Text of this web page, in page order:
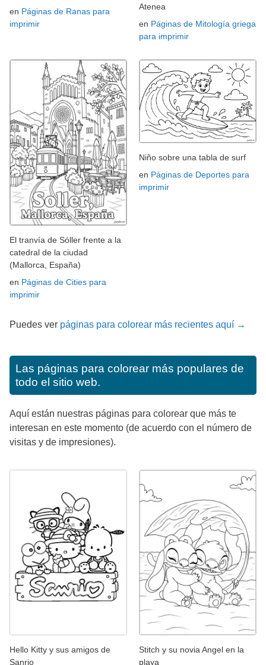
en Páginas de Ranas para
imprimir
Atenea
en Páginas de Mitología griega
para imprimir
El tranvía de Sóller frente a la
catedral de la ciudad
(Mallorca, España)
en Páginas de Cities para
imprimir
Niño sobre una tabla de surf
en Páginas de Deportes para
imprimir
Puedes ver páginas para colorear más recientes aquí →
Las páginas para colorear más populares de
todo el sitio web.
Aquí están nuestras páginas para colorear que más te
interesan en este momento (de acuerdo con el número de
visitas y de impresiones).
Hello Kitty y sus amigos de
Sanrio
Stitch y su novia Angel en la
playa